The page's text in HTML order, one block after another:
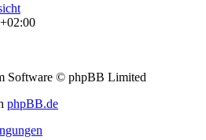
Software © phpBB Limited
phpBB.de